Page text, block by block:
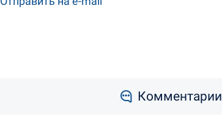
Комментарии